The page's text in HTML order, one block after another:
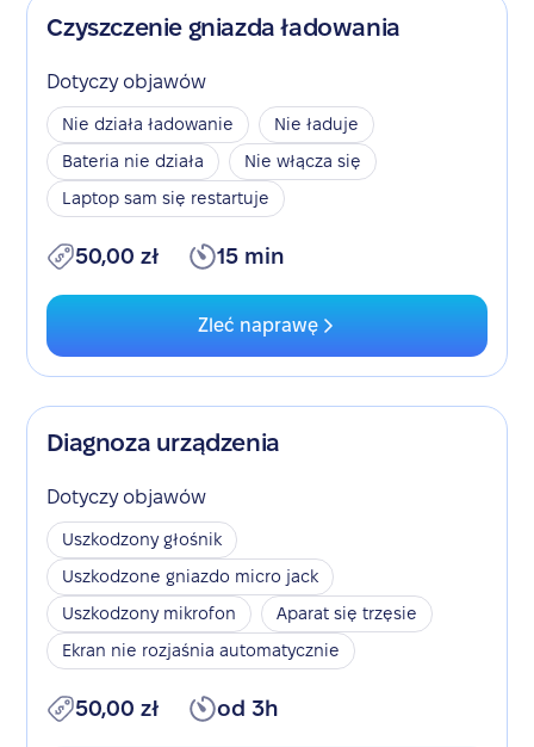
Czyszczenie gniazda ładowania
Dotyczy objawów
Nie działa ładowanie
Nie ładuje
Bateria nie działa
Nie włącza się
Laptop sam się restartuje
50,00 zł 15 min
Zleć naprawę
Diagnoza urządzenia
Dotyczy objawów
Uszkodzony głośnik
Uszkodzone gniazdo micro jack
Uszkodzony mikrofon
Aparat się trzęsie
Ekran nie rozjaśnia automatycznie
50,00 zł od 3h